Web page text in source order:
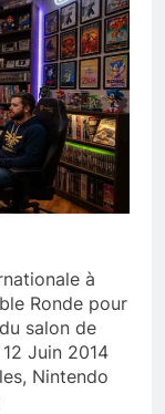
à
Ronde pour
salon de
Juin 2014
Nintendo